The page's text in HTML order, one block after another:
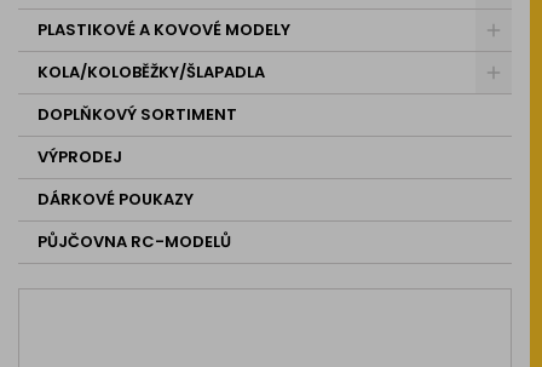
PLASTIKOVÉ A KOVOVÉ MODELY
KOLA/KOLOBĚŽKY/ŠLAPADLA
DOPLŇKOVÝ SORTIMENT
VÝPRODEJ
DÁRKOVÉ POUKAZY
PŮJČOVNA RC-MODELŮ